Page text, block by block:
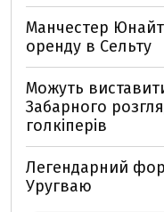
Манчестер
оренду в Сельту
Можуть
Забарного
голкіперів
Легендарний
Уругваю